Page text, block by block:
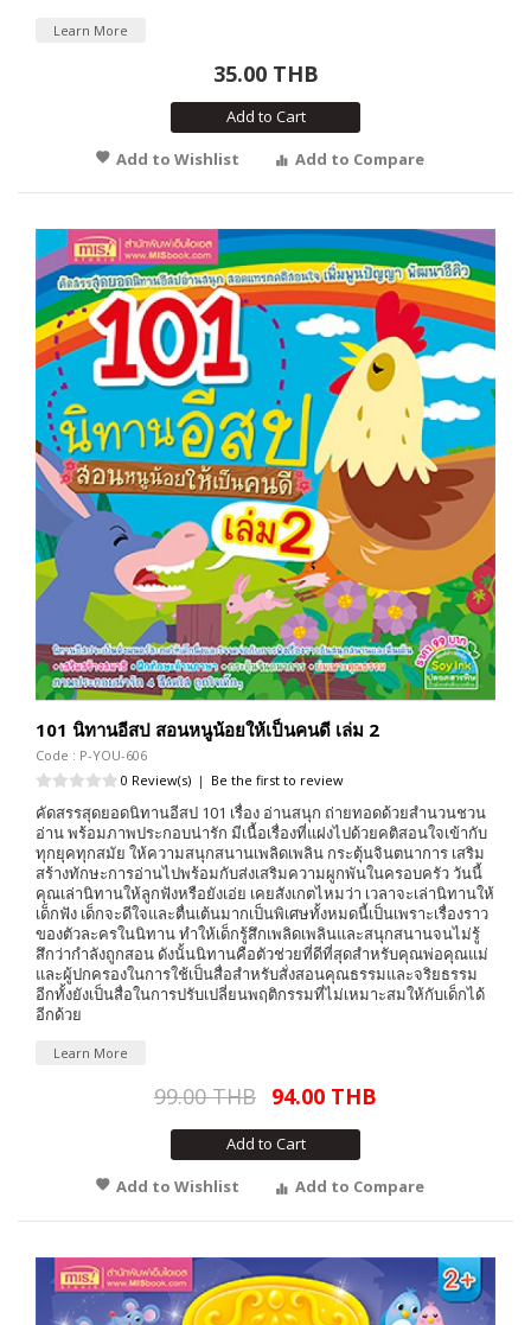
Learn More
35.00 THB
Add to Cart
Add to Wishlist
Add to Compare
101 นิทานอีสป สอนหนูน้อยให้เป็นคนดี เล่ม 2
Code : P-YOU-606
0 Review(s) | Be the first to review
คัดสรรสุดยอดนิทานอีสป 101 เรื่อง อ่านสนุก ถ่ายทอดด้วยสำนวนชวน
อ่าน พร้อมภาพประกอบน่ารัก มีเนื้อเรื่องที่แฝงไปด้วยคติสอนใจเข้ากับ
ทุกยุคทุกสมัย ให้ความสนุกสนานเพลิดเพลิน กระตุ้นจินตนาการ เสริม
สร้างทักษะการอ่านไปพร้อมกับส่งเสริมความผูกพันในครอบครัว วันนี้
คุณเล่านิทานให้ลูกฟังหรือยังเอ่ย เคยสังเกตไหมว่า เวลาจะเล่านิทานให้
เด็กฟัง เด็กจะดีใจและตื่นเต้นมากเป็นพิเศษทั้งหมดนี้เป็นเพราะเรื่องราว
ของตัวละครในนิทาน ทำให้เด็กรู้สึกเพลิดเพลินและสนุกสนานจนไม่รู้
สึกว่ากำลังถูกสอน ดังนั้นนิทานคือตัวช่วยที่ดีที่สุดสำหรับคุณพ่อคุณแม่
และผู้ปกครองในการใช้เป็นสื่อสำหรับสั่งสอนคุณธรรมและจริยธรรม
อีกทั้งยังเป็นสื่อในการปรับเปลี่ยนพฤติกรรมที่ไม่เหมาะสมให้กับเด็กได้
อีกด้วย
Learn More
99.00 THB 94.00 THB
Add to Cart
Add to Wishlist
Add to Compare